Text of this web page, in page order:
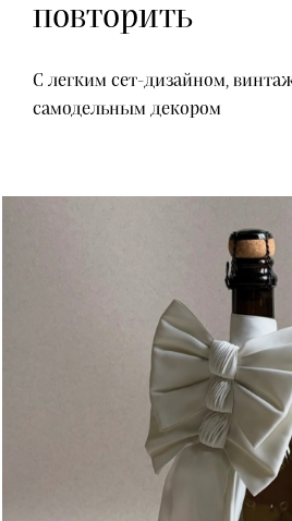
повторить
С легким сет-дизайном,
самодельным декором